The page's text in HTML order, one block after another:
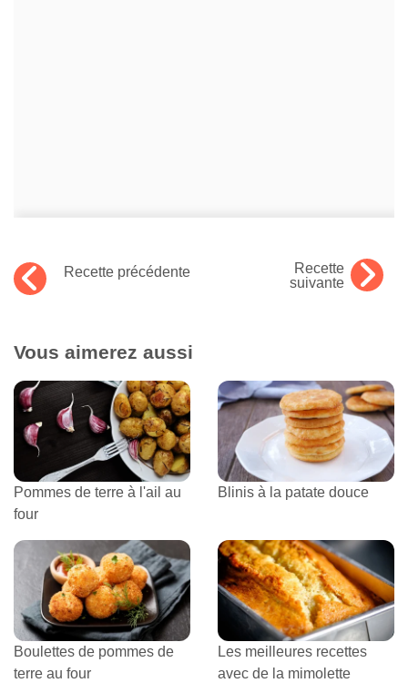
Recette précédente
Recette
suivante
Vous aimerez aussi
Pommes de terre à l'ail au
four
Blinis à la patate douce
Boulettes de pommes de
terre au four
Les meilleures recettes
avec de la mimolette